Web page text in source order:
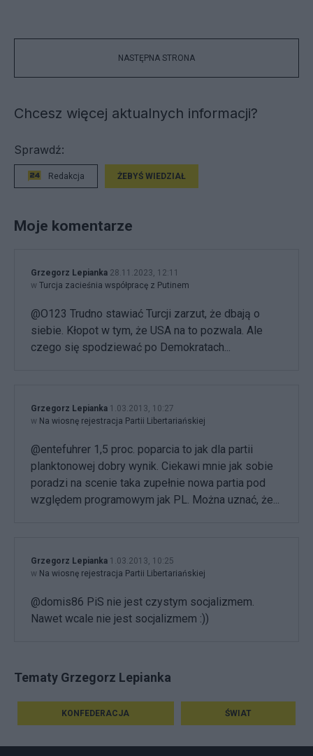
NASTĘPNA STRONA
Chcesz więcej aktualnych informacji?
Sprawdź:
Redakcja ŻEBYŚ WIEDZIAŁ
Moje komentarze
Grzegorz Lepianka 28.11.2023, 12:11
w Turcja zacieśnia współpracę z Putinem
@O123 Trudno stawiać Turcji zarzut, że dbają o
siebie. Kłopot w tym, że USA na to pozwala. Ale
czego się spodziewać po Demokratach...
Grzegorz Lepianka 1.03.2013, 10:27
w Na wiosnę rejestracja Partii Libertariańskiej
@entefuhrer 1,5 proc. poparcia to jak dla partii
planktonowej dobry wynik. Ciekawi mnie jak sobie
poradzi na scenie taka zupełnie nowa partia pod
względem programowym jak PL. Można uznać, że...
Grzegorz Lepianka 1.03.2013, 10:25
w Na wiosnę rejestracja Partii Libertariańskiej
@domis86 PiS nie jest czystym socjalizmem.
Nawet wcale nie jest socjalizmem :))
Tematy Grzegorz Lepianka
KONFEDERACJA ŚWIAT